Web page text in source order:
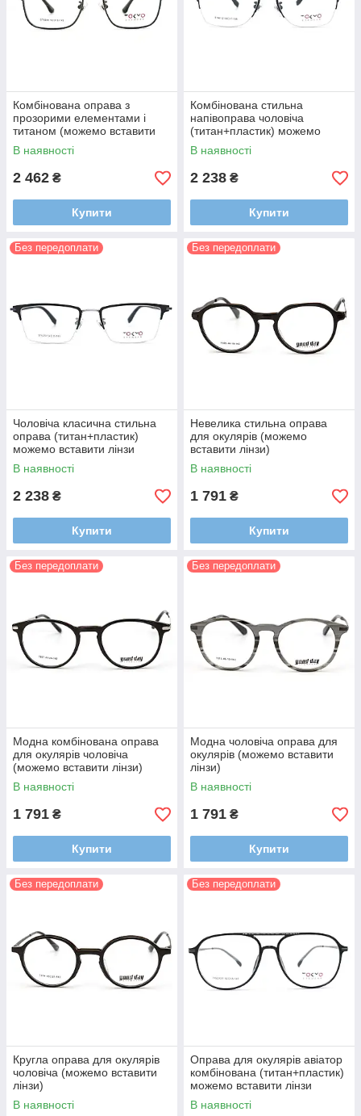
Комбінована оправа з
прозорими елементами і
титаном (можемо вставити
лінзи)
В наявності
2 462 ₴
Купити
Комбінована стильна
напівоправа чоловіча
(титан+пластик) можемо
вставити лінзи
В наявності
2 238 ₴
Купити
Без передоплати
Чоловіча класична стильна
оправа (титан+пластик)
можемо вставити лінзи
В наявності
2 238 ₴
Купити
Без передоплати
Невелика стильна оправа
для окулярів (можемо
вставити лінзи)
В наявності
1 791 ₴
Купити
Без передоплати
Модна комбінована оправа
для окулярів чоловіча
(можемо вставити лінзи)
В наявності
1 791 ₴
Купити
Без передоплати
Модна чоловіча оправа для
окулярів (можемо вставити
лінзи)
В наявності
1 791 ₴
Купити
Без передоплати
Кругла оправа для окулярів
чоловіча (можемо вставити
лінзи)
В наявності
Без передоплати
Оправа для окулярів авіатор
комбінована (титан+пластик)
можемо вставити лінзи
В наявності